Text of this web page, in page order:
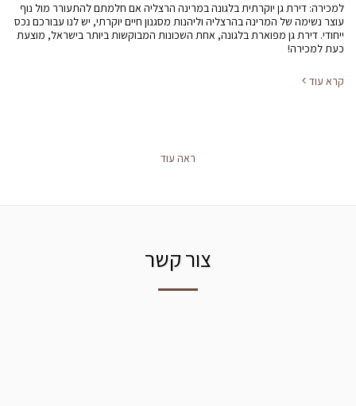
למכירה: דירת גן יוקרתית בלגונה במרינה הרצליה אם חלמתם להתעורר מול נוף
עוצר נשימה של המרינה בהרצליה וליהנות מסגנון חיים יוקרתי, יש לנו עבורכם נכס
ייחודי. דירת גן מפוארת בלגונה, אחת השכונות המבוקשות ביותר בישראל, מוצעת
כעת למכירה!
קרא עוד
ראה עוד
צור קשר